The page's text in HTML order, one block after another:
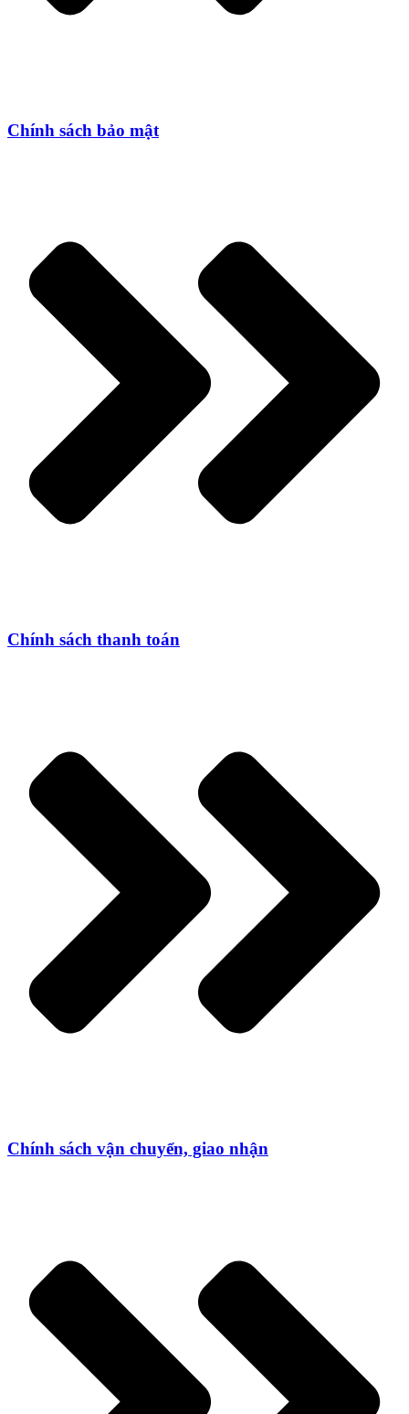
Chính sách bảo mật
Chính sách thanh toán
Chính sách vận chuyển, giao nhận